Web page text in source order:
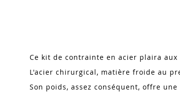
Ce kit de contrainte en acier plaira aux
L'acier chirurgical, matière froide au
Son poids, assez conséquent, offre